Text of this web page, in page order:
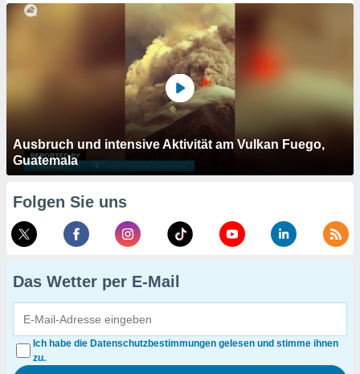
Ausbruch und intensive Aktivität am Vulkan Fuego,
Guatemala
Folgen Sie uns
Das Wetter per E-Mail
Ich habe die Datenschutzbestimmungen gelesen und stimme ihnen
zu.